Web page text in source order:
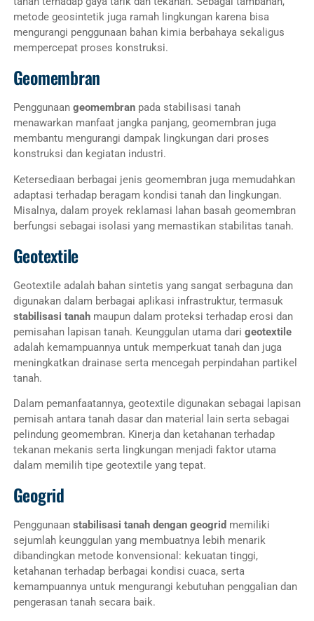
metode geosintetik juga ramah lingkungan karena bisa
mengurangi penggunaan bahan kimia berbahaya sekaligus
mempercepat proses konstruksi.
Geomembran
Penggunaan geomembranpada stabilisasi tanah
menawarkan manfaat jangka panjang, geomembran juga
membantu mengurangi dampak lingkungan dari proses
konstruksi dan kegiatan industri.
Ketersediaan berbagai jenis geomembran juga memudahkan
adaptasi terhadap beragam kondisi tanah dan lingkungan.
Misalnya, dalam proyek reklamasi lahan basah geomembran
berfungsi sebagai isolasi yang memastikan stabilitas tanah.
Geotextile
Geotextile adalah bahan sintetis yang sangat serbaguna dan
digunakan dalam berbagai aplikasi infrastruktur, termasuk
stabilisasi tanah maupun dalam proteksi terhadap erosi dan
pemisahan lapisan tanah. Keunggulan utama dari geotextile
adalah kemampuannya untuk memperkuat tanah dan juga
meningkatkan drainase serta mencegah perpindahan partikel
tanah.
Dalam pemanfaatannya, geotextile digunakan sebagai lapisan
pemisah antara tanah dasar dan material lain serta sebagai
pelindung geomembran. Kinerja dan ketahanan terhadap
tekanan mekanis serta lingkungan menjadi faktor utama
dalam memilih tipe geotextile yang tepat.
Geogrid
Penggunaan stabilisasi tanah dengan geogrid memiliki
sejumlah keunggulan yang membuatnya lebih menarik
dibandingkan metode konvensional: kekuatan tinggi,
ketahanan terhadap berbagai kondisi cuaca, serta
kemampuannya untuk mengurangi kebutuhan penggalian dan
pengerasan tanah secara baik.